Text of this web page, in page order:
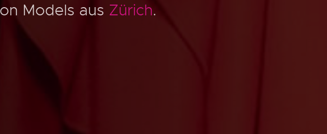
Models aus Zürich.